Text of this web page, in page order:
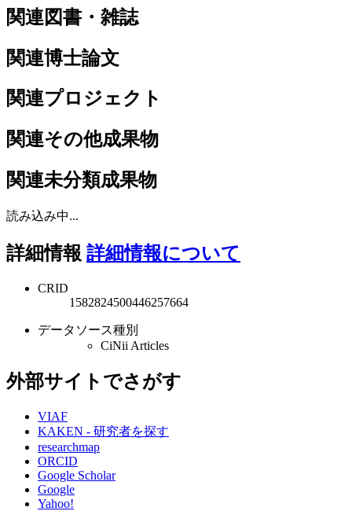
関連図書・雑誌
関連博士論文
関連プロジェクト
関連その他成果物
関連未分類成果物
読み込み中...
詳細情報 詳細情報について
CRID
1582824500446257664
データソース種別
CiNii Articles
外部サイトでさがす
VIAF
KAKEN - 研究者を探す
researchmap
ORCID
Google Scholar
Google
Yahoo!